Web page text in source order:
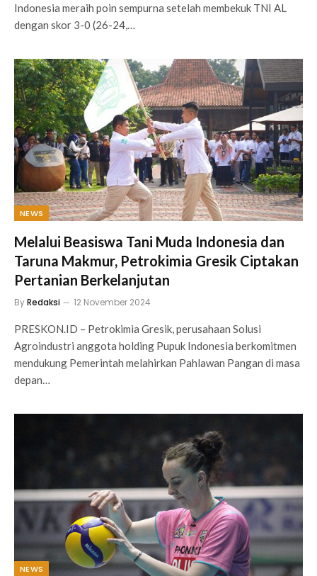
Indonesia meraih poin sempurna setelah membekuk TNI AL
dengan skor 3-0 (26-24,…
NEWS
Melalui Beasiswa Tani Muda Indonesia dan
Taruna Makmur, Petrokimia Gresik Ciptakan
Pertanian Berkelanjutan
ByRedaksi 12 November 2024
PRESKON.ID – Petrokimia Gresik, perusahaan Solusi
Agroindustri anggota holding Pupuk Indonesia berkomitmen
mendukung Pemerintah melahirkan Pahlawan Pangan di masa
depan…
NEWS